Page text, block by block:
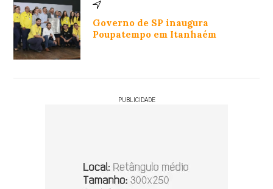
Governo de SP inaugura
Poupatempo em Itanhaém
PUBLICIDADE